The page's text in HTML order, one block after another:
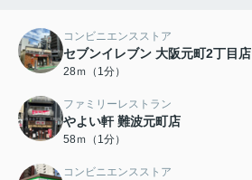
コンビニエンスストア
セブンイレブン 大阪元町2丁目店
28ｍ（1分）
ファミリーレストラン
やよい軒 難波元町店
58ｍ（1分）
コンビニエンスストア